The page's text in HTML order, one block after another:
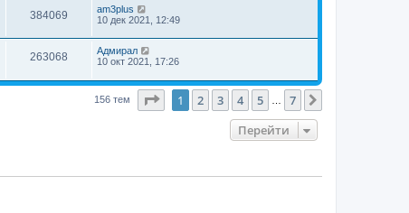
384069
am3plus
10 дек 2021, 12:49
263068
Адмирал
10 окт 2021, 17:26
156 тем Страница1 из
1 2 3 4 5 7
Перейти